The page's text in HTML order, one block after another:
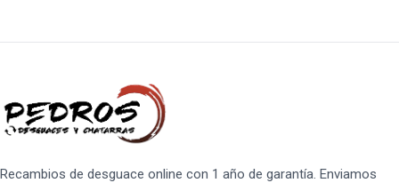
Recambios de desguace online con 1 año de garantía. Enviamos